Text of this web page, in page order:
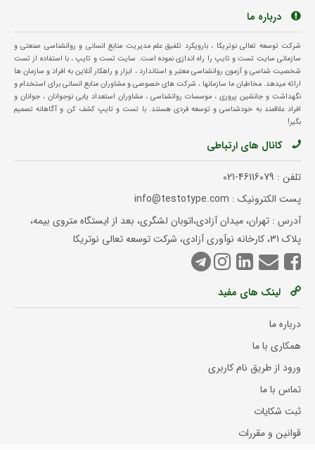
درباره ما
شرکت توسعه تعالی نوتریکا ، بارویکرد تلفیق علم مدیریت منابع انسانی و روانشناسی صنعتی و
سازمانی سایت تست و تایپ را راه اندازی نموده است. سایت تست و تایپ ، با استفاده از تست
شخصیت شناسی و آزمون روانشناسی معتبر و استاندارد ، ابزار و راهکار آنلاین به افراد و سازمان ها
ارائه میدهد. مخاطبان ما سازمانها ، شرکت های خصوصی و مشاوران منابع انسانی برای استخدام و
نگهداشت و جانشین پروری ، موسسات روانشناسی ، مشاوران استعداد یابی نوجوانان ، جوانان و
افراد علاقمند به خودشناسی و توسعه فردی هستند. با تست و تایپ کشف کن و آگاهانه تصمیم
بگیر!
کانال های ارتباطی
تلفن : 021-46116079
پست الکترونیک : info@testotype.com
آدرس : تهران، میدان آزادی،اتوبان لشگری، بعد از ایستگاه متروی بیمه،
پلاک 31، کارخانه نوآوری آزادی، شرکت توسعه تعالی نوتریکا
لینک های مفید
درباره ما
همکاری با ما
ورود از طریق نام کاربری
تماس با ما
ثبت شکایات
قوانین و مقررات